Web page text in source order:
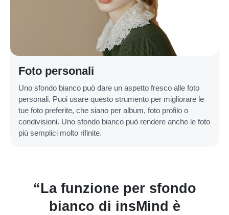
Foto personali
Uno sfondo bianco può dare un aspetto fresco alle foto
personali. Puoi usare questo strumento per migliorare le
tue foto preferite, che siano per album, foto profilo o
condivisioni. Uno sfondo bianco può rendere anche le foto
più semplici molto rifinite.
“La funzione per sfondo
bianco di insMind è